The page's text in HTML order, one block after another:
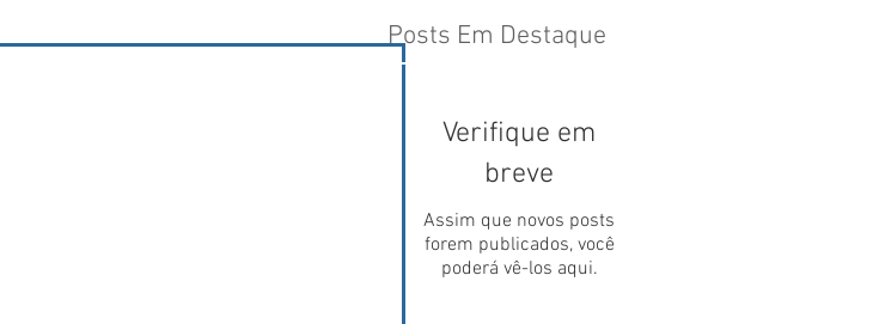
Posts Em Destaque
Verifique em
breve
Assim que novos posts
forem publicados, você
poderá vê-los aqui.